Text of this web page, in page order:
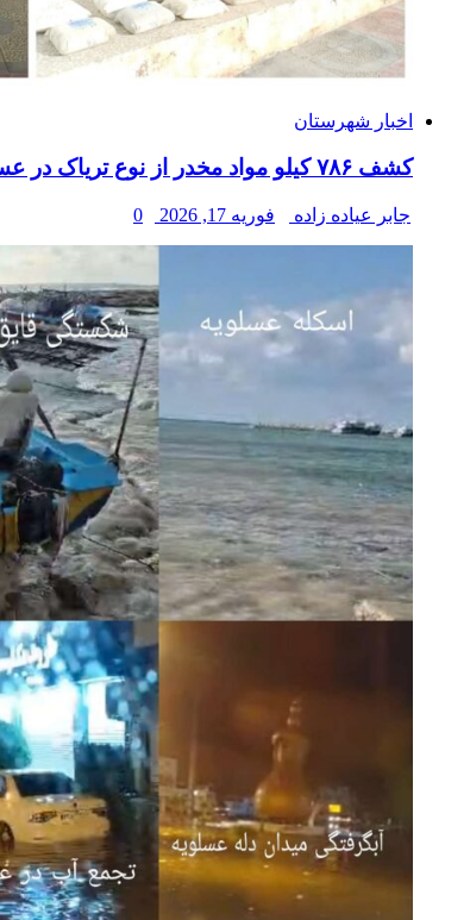
اخبار شهرستان
کشف ۷۸۶ کیلو مواد مخدر از نوع تریاک در عسلویه،انهدام محموله مواد مخدر در تانکر حامل گاز
جابر عیاده زاده فوریه 17, 2026 0